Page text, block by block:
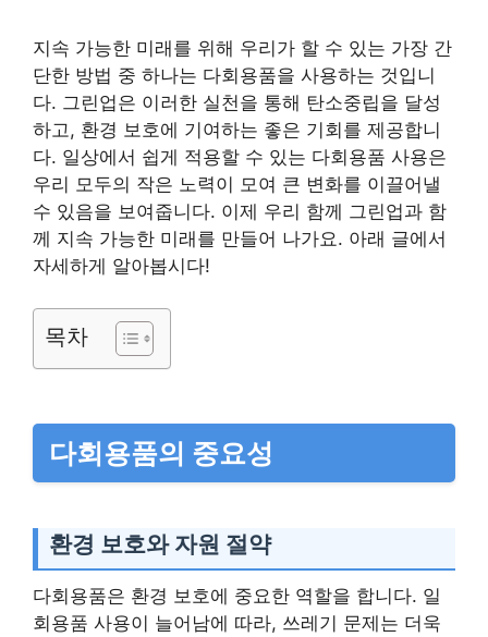
지속 가능한 미래를 위해 우리가 할 수 있는 가장 간
단한 방법 중 하나는 다회용품을 사용하는 것입니
다. 그린업은 이러한 실천을 통해 탄소중립을 달성
하고, 환경 보호에 기여하는 좋은 기회를 제공합니
다. 일상에서 쉽게 적용할 수 있는 다회용품 사용은
우리 모두의 작은 노력이 모여 큰 변화를 이끌어낼
수 있음을 보여줍니다. 이제 우리 함께 그린업과 함
께 지속 가능한 미래를 만들어 나가요. 아래 글에서
자세하게 알아봅시다!
목차
다회용품의 중요성
환경 보호와 자원 절약
다회용품은 환경 보호에 중요한 역할을 합니다. 일
회용품 사용이 늘어남에 따라, 쓰레기 문제는 더욱